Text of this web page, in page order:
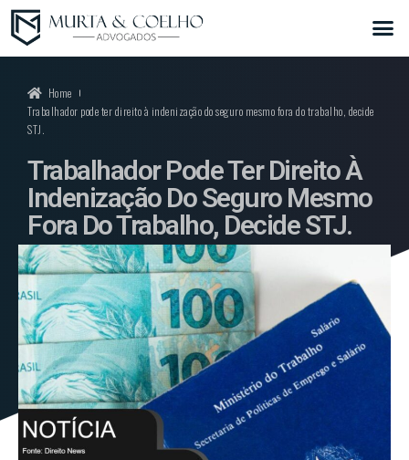
Home
Trabalhador pode ter direito à indenização do seguro mesmo fora do trabalho, decide
STJ.
Trabalhador Pode Ter Direito À
Indenização Do Seguro Mesmo
Fora Do Trabalho, Decide STJ.